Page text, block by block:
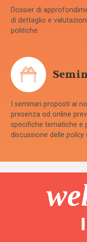
Dossier di
di dettaglio e
politiche.
I seminari proposti ai
presenza od online
specifiche tematiche e
discussione dellepolicy